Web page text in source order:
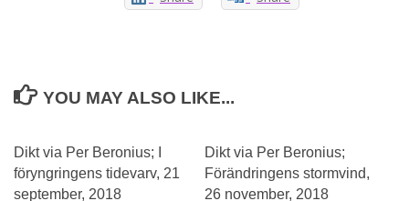
YOU MAY ALSO LIKE...
Dikt via Per Beronius; I
föryngringens tidevarv, 21
september, 2018
Dikt via Per Beronius;
Förändringens stormvind,
26 november, 2018